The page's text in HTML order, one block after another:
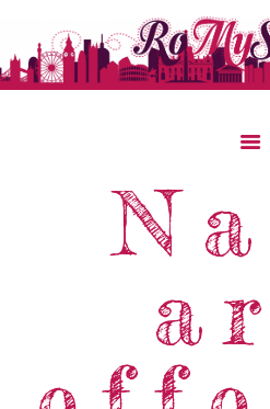
Home
Storie Di Viaggio
Viaggia Con Noi
News & Tips
Chi Siamo